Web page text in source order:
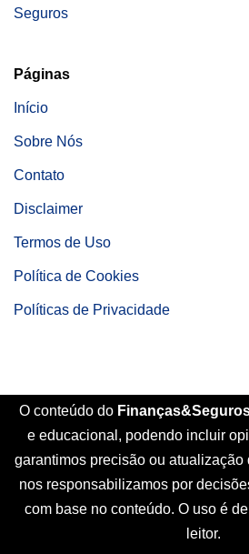
Seguros
Páginas
Início
Sobre Nós
Contato
Disclaimer
Termos de Uso
Política de Cookies
Políticas de Privacidade
O conteúdo do
e educacional, podendo incluir
garantimos precisão ou atualização
nos responsabilizamos por
com base no conteúdo. O uso é
leitor.